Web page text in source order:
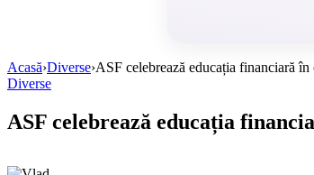
Acasă›Diverse›ASF celebrează educația financiară
Diverse
ASF celebrează educația